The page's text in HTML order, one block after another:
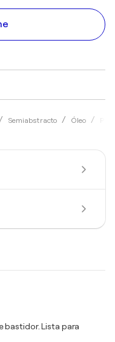
Semiabstracto Óleo
bastidor. Lista para